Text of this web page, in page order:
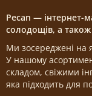
Pecan — інтернет-
солодощів, а
Ми зосереджені на
У нашому
складом, свіжими
яка підходить для